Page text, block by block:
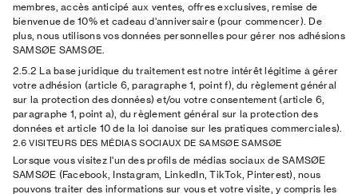
membres, accès anticipé aux ventes, offres exclusives, remise de
bienvenue de 10% et cadeau d'anniversaire (pour commencer). De
plus, nous utilisons vos données personnelles pour gérer nos adhésions
SAMSØE SAMSØE.
2.5.2 La base juridique du traitement est notre intérêt légitime à gérer
votre adhésion (article 6, paragraphe 1, point f), du règlement général
sur la protection des données) et/ou votre consentement (article 6,
paragraphe 1, point a), du règlement général sur la protection des
données et article 10 de la loi danoise sur les pratiques commerciales).
2.6 VISITEURS DES MÉDIAS SOCIAUX DE SAMSØE SAMSØE
Lorsque vous visitez l'un des profils de médias sociaux de SAMSØE
SAMSØE (Facebook, Instagram, LinkedIn, TikTok, Pinterest), nous
pouvons traiter des informations sur vous et votre visite, y compris les